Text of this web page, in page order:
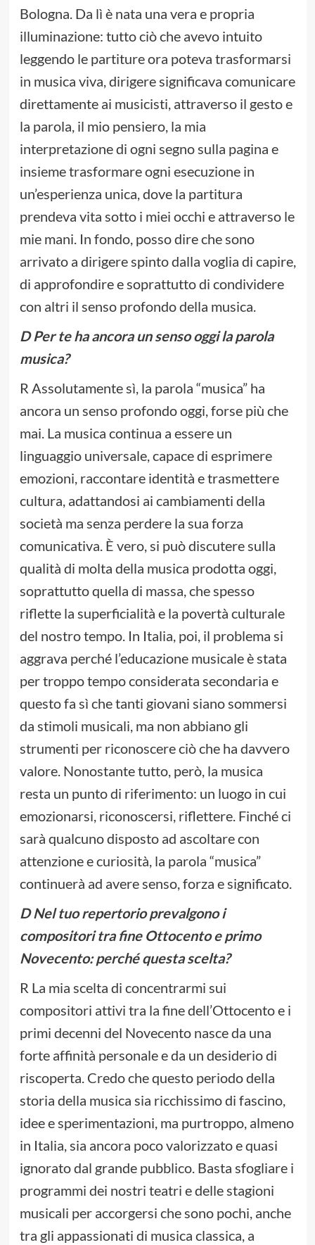
Bologna. Da lì è nata una vera e propria
illuminazione: tutto ciò che avevo intuito
leggendo le partiture ora poteva trasformarsi
in musica viva, dirigere significava comunicare
direttamente ai musicisti, attraverso il gesto e
la parola, il mio pensiero, la mia
interpretazione di ogni segno sulla pagina e
insieme trasformare ogni esecuzione in
un’esperienza unica, dove la partitura
prendeva vita sotto i miei occhi e attraverso le
mie mani. In fondo, posso dire che sono
arrivato a dirigere spinto dalla voglia di capire,
di approfondire e soprattutto di condividere
con altri il senso profondo della musica.
D Per te ha ancora un senso oggi la parola
musica?
R Assolutamente sì, la parola “musica” ha
ancora un senso profondo oggi, forse più che
mai. La musica continua a essere un
linguaggio universale, capace di esprimere
emozioni, raccontare identità e trasmettere
cultura, adattandosi ai cambiamenti della
società ma senza perdere la sua forza
comunicativa. È vero, si può discutere sulla
qualità di molta della musica prodotta oggi,
soprattutto quella di massa, che spesso
riflette la superficialità e la povertà culturale
del nostro tempo. In Italia, poi, il problema si
aggrava perché l’educazione musicale è stata
per troppo tempo considerata secondaria e
questo fa sì che tanti giovani siano sommersi
da stimoli musicali, ma non abbiano gli
strumenti per riconoscere ciò che ha davvero
valore. Nonostante tutto, però, la musica
resta un punto di riferimento: un luogo in cui
emozionarsi, riconoscersi, riflettere. Finché ci
sarà qualcuno disposto ad ascoltare con
attenzione e curiosità, la parola “musica”
continuerà ad avere senso, forza e significato.
D Nel tuo repertorio prevalgono i
compositori tra fine Ottocento e primo
Novecento: perché questa scelta?
R La mia scelta di concentrarmi sui
compositori attivi tra la fine dell’Ottocento e i
primi decenni del Novecento nasce da una
forte affinità personale e da un desiderio di
riscoperta. Credo che questo periodo della
storia della musica sia ricchissimo di fascino,
idee e sperimentazioni, ma purtroppo, almeno
in Italia, sia ancora poco valorizzato e quasi
ignorato dal grande pubblico. Basta sfogliare i
programmi dei nostri teatri e delle stagioni
musicali per accorgersi che sono pochi, anche
tra gli appassionati di musica classica, a